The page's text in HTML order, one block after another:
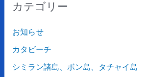
カテゴリー
お知らせ
カタビーチ
シミラン諸島、ボン島、タチャイ島